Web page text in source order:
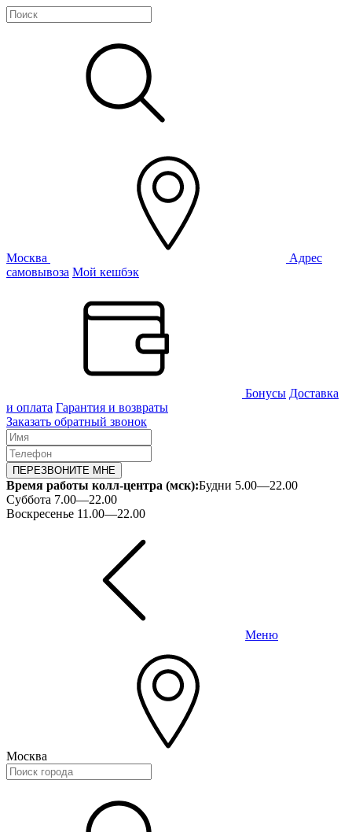
Москва
Адрес
самовывоза Мой кешбэк
Бонусы Доставка
и оплата Гарантия и возвраты
Заказать обратный звонок
ПЕРЕЗВОНИТЕ МНЕ
Время работы колл-центра (мск):Будни 5.00—22.00
Суббота 7.00—22.00
Воскресенье 11.00—22.00
Меню
Москва